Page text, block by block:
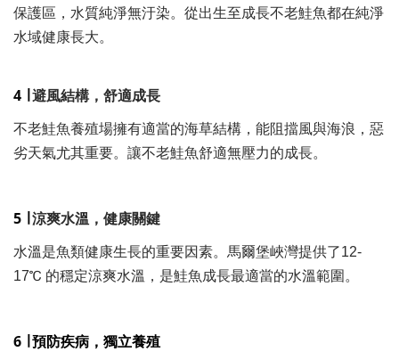
保護區，水質純淨無汙染。從出生至成長不老鮭魚都在純淨
水域健康長大。
4 ∣ 避風結構，舒適成長
不老鮭魚養殖場擁有適當的海草結構，能阻擋風與海浪，惡
劣天氣尤其重要。讓不老鮭魚舒適無壓力的成長。
5 ∣ 涼爽水溫，健康關鍵
水溫是魚類健康生長的重要因素。馬爾堡峽灣提供了12-
17℃ 的穩定涼爽水溫，是鮭魚成長最適當的水溫範圍。
6 ∣ 預防疾病，獨立養殖